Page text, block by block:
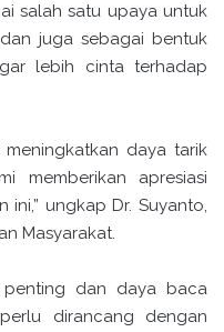
salah satu upaya untuk
juga sebagai bentuk
lebih cinta terhadap
daya tarik
memberikan apresiasi
ungkap Dr. Suyanto,
Masyarakat.
penting dan daya baca
dirancang dengan